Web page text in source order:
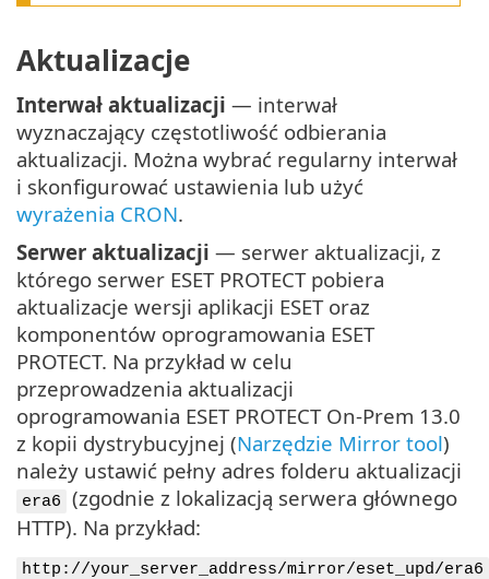
Aktualizacje
Interwał aktualizacji — interwał
wyznaczający częstotliwość odbierania
aktualizacji. Można wybrać regularny interwał
i skonfigurować ustawienia lub użyć
wyrażenia CRON.
Serwer aktualizacji — serwer aktualizacji, z
którego serwer ESET PROTECT pobiera
aktualizacje wersji aplikacji ESET oraz
komponentów oprogramowania ESET
PROTECT. Na przykład w celu
przeprowadzenia aktualizacji
oprogramowania ESET PROTECT On-Prem 13.0
z kopii dystrybucyjnej (Narzędzie Mirror tool)
należy ustawić pełny adres folderu aktualizacji
era6
(zgodnie z lokalizacją serwera głównego
HTTP). Na przykład:
http://your_server_address/mirror/eset_upd/era6